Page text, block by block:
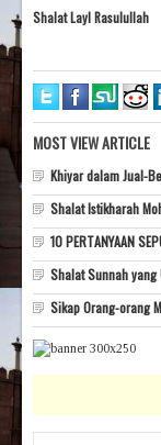
Shalat Layl Rasulullah
MOST VIEW ARTICLE
Khiyar dalam Jual-
Shalat Istikharah
10 PERTANYAAN
Shalat Sunnah yang
Sikap Orang-orang